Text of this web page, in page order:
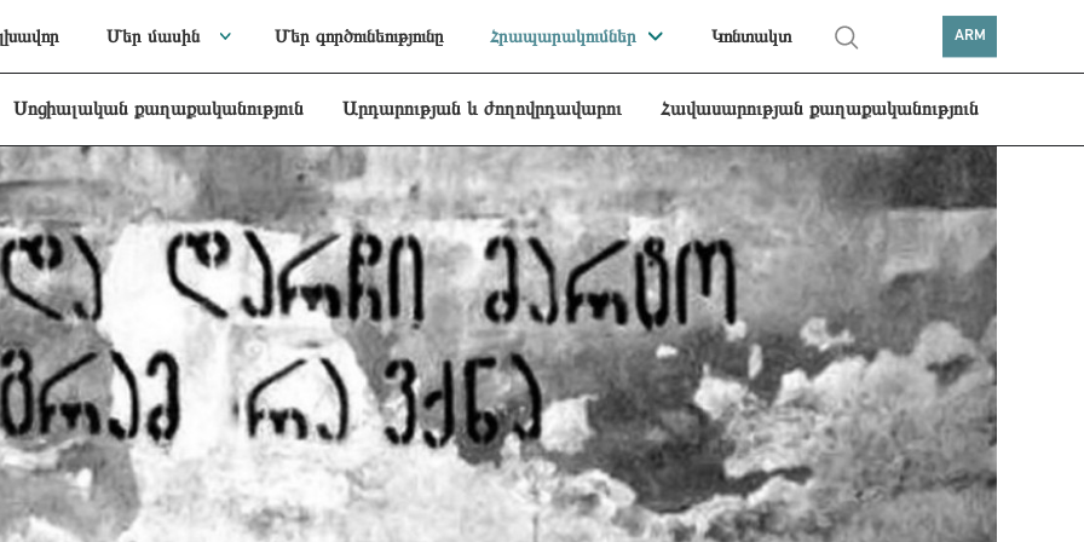
Մեր մասին Մեր գործունեությունը Հրապարակումներ Կոնտակտ ARM
Սոցիալական քաղաքականություն Արդարության և ժողովրդավարու Հավասարության քաղաքականություն